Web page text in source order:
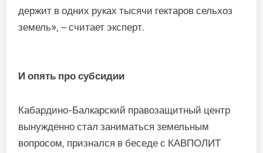
держит в одних руках тысячи гектаров сельхоз
земель», – считает эксперт.
И опять про субсидии
Кабардино-Балкарский правозащитный центр
вынужденно стал заниматься земельным
вопросом, признался в беседе с КАВПОЛИТ